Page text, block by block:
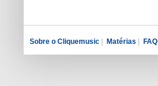
Sobre o Cliquemusic | Matérias | FAQ